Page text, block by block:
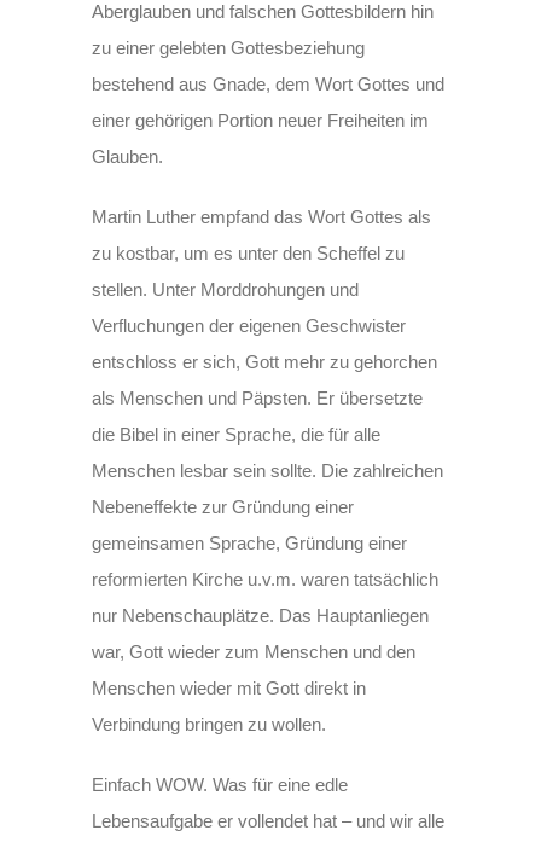
Aberglauben und falschen Gottesbildern hin
zu einer gelebten Gottesbeziehung
bestehend aus Gnade, dem Wort Gottes und
einer gehörigen Portion neuer Freiheiten im
Glauben.
Martin Luther empfand das Wort Gottes als
zu kostbar, um es unter den Scheffel zu
stellen. Unter Morddrohungen und
Verfluchungen der eigenen Geschwister
entschloss er sich, Gott mehr zu gehorchen
als Menschen und Päpsten. Er übersetzte
die Bibel in einer Sprache, die für alle
Menschen lesbar sein sollte. Die zahlreichen
Nebeneffekte zur Gründung einer
gemeinsamen Sprache, Gründung einer
reformierten Kirche u.v.m. waren tatsächlich
nur Nebenschauplätze. Das Hauptanliegen
war, Gott wieder zum Menschen und den
Menschen wieder mit Gott direkt in
Verbindung bringen zu wollen.
Einfach WOW. Was für eine edle
Lebensaufgabe er vollendet hat – und wir alle